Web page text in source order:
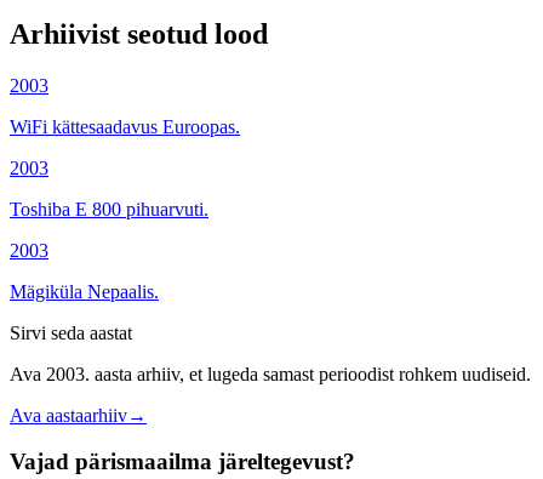
Arhiivist seotud lood
2003
WiFi kättesaadavus Euroopas.
2003
Toshiba E 800 pihuarvuti.
2003
Mägiküla Nepaalis.
Sirvi seda aastat
Ava 2003. aasta arhiiv, et lugeda samast perioodist rohkem uudiseid.
Ava aastaarhiiv→
Vajad pärismaailma järeltegevust?